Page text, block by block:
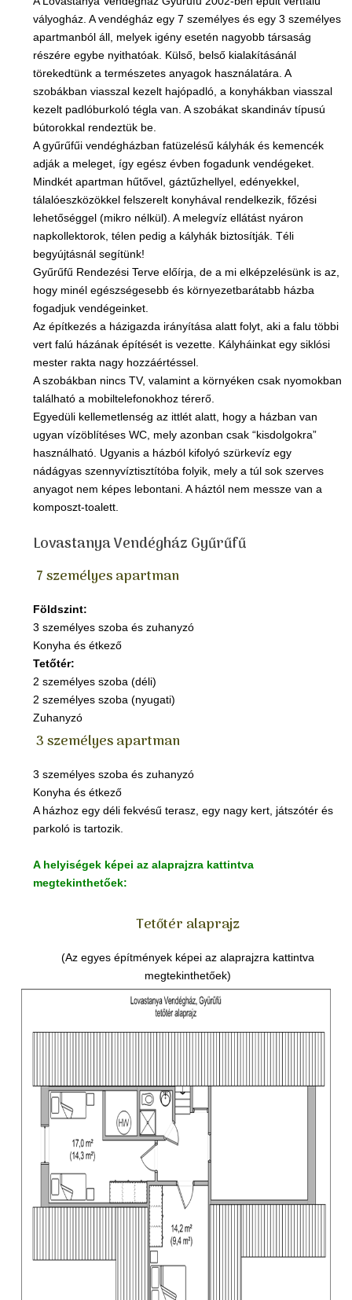
vályogház. A vendégház egy 7 személyes és egy 3 személyes
apartmanból áll, melyek igény esetén nagyobb társaság
részére egybe nyithatóak. Külső, belső kialakításánál
törekedtünk a természetes anyagok használatára. A
szobákban viasszal kezelt hajópadló, a konyhákban viasszal
kezelt padlóburkoló tégla van. A szobákat skandináv típusú
bútorokkal rendeztük be.
A gyűrűfűi vendégházban fatüzelésű kályhák és kemencék
adják a meleget, így egész évben fogadunk vendégeket.
Mindkét apartman hűtővel, gáztűzhellyel, edényekkel,
tálalóeszközökkel felszerelt konyhával rendelkezik, főzési
lehetőséggel (mikro nélkül). A melegvíz ellátást nyáron
napkollektorok, télen pedig a kályhák biztosítják. Téli
begyújtásnál segítünk!
Gyűrűfű Rendezési Terve előírja, de a mi elképzelésünk is az,
hogy minél egészségesebb és környezetbarátabb házba
fogadjuk vendégeinket.
Az építkezés a házigazda irányítása alatt folyt, aki a falu többi
vert falú házának építését is vezette. Kályháinkat egy siklósi
mester rakta nagy hozzáértéssel.
A szobákban nincs TV, valamint a környéken csak nyomokban
található a mobiltelefonokhoz térerő.
Egyedüli kellemetlenség az ittlét alatt, hogy a házban van
ugyan vízöblítéses WC, mely azonban csak “kisdolgokra”
használható. Ugyanis a házból kifolyó szürkevíz egy
nádágyas szennyvíztisztítóba folyik, mely a túl sok szerves
anyagot nem képes lebontani. A háztól nem messze van a
komposzt-toalett.
Lovastanya Vendégház Gyűrűfű
7 személyes apartman
Földszint:
3 személyes szoba és zuhanyzó
Konyha és étkező
Tetőtér:
2 személyes szoba (déli)
2 személyes szoba (nyugati)
Zuhanyzó
3 személyes apartman
3 személyes szoba és zuhanyzó
Konyha és étkező
A házhoz egy déli fekvésű terasz, egy nagy kert, játszótér és
parkoló is tartozik.
A helyiségek képei az alaprajzra kattintva
megtekinthetőek:
Tetőtér alaprajz
(Az egyes építmények képei az alaprajzra kattintva
megtekinthetőek)